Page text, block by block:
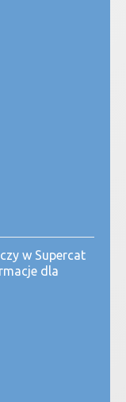
w Supercat
dla